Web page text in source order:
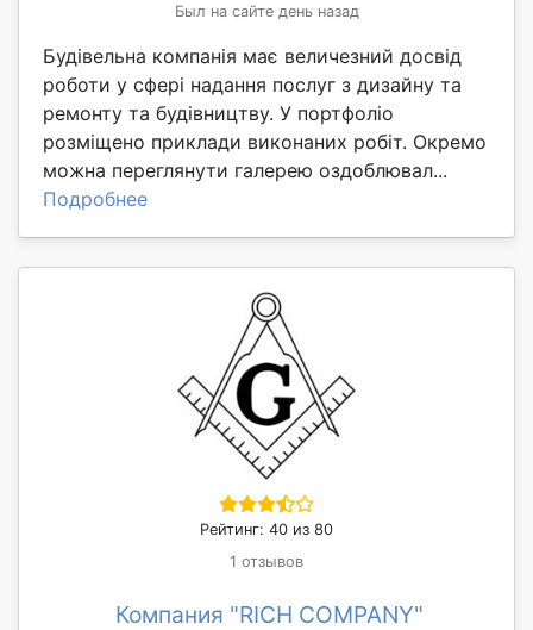
Был на сайте день назад
Будівельна компанія має величезний досвід
роботи у сфері надання послуг з дизайну та
ремонту та будівництву. У портфоліо
розміщено приклади виконаних робіт. Окремо
можна переглянути галерею оздоблювал...
Подробнее
Рейтинг: 40 из 80
1 отзывов
Компания "RICH COMPANY"